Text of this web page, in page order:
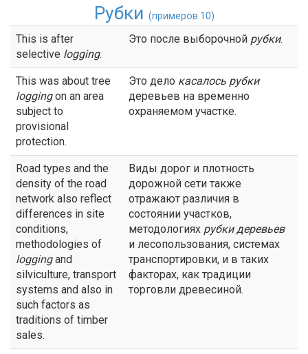
Рубки (примеров 10)
This is after
selective logging.
Это после выборочной рубки.
This was about tree
loggingon an area
subject to
provisional
protection.
Это дело касалось рубки
деревьев на временно
охраняемом участке.
Road types and the
density of the road
network also reflect
differences in site
conditions,
methodologies of
loggingand
silviculture, transport
systems and also in
such factors as
traditions of timber
sales.
Виды дорог и плотность
дорожной сети также
отражают различия в
состоянии участков,
методологиях рубкидеревьев
и лесопользования, системах
транспортировки, и в таких
факторах, как традиции
торговли древесиной.